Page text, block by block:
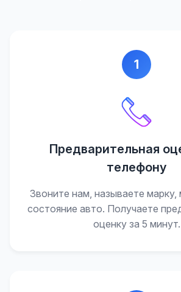
1
Предварительная
телефону
Звоните нам, называете марку,
состояние авто. Получаете
оценку за 5 минут.